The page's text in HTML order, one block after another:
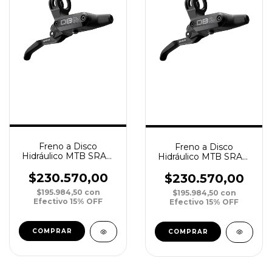
Freno a Disco
Hidráulico MTB SRAM
Tra/Der 2000mm
$230.570,00
$195.984,50 con
Efectivo 15% OFF
Freno a Disco
Hidráulico MTB SRAM
Del/Izq 2000mm
$230.570,00
$195.984,50 con
Efectivo 15% OFF